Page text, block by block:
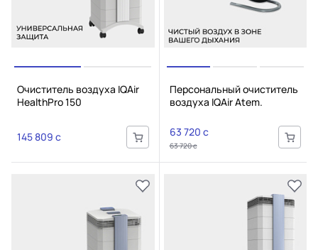
Очиститель воздуха IQAir
HealthPro 150
145 809 c
Персональный очиститель
воздуха IQAir Atem.
63 720 c
63 720 c